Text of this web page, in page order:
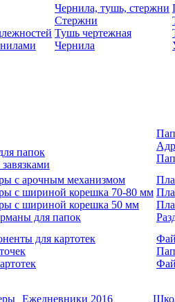
Чернила, тушь, стержни
Стержни
Тушь чертежная
Чернила
папок
с арочным механизмом
с шириной корешка 70-80 мм
с шириной корешка 50 мм
для папок
для картотек
Ежедневники 2016